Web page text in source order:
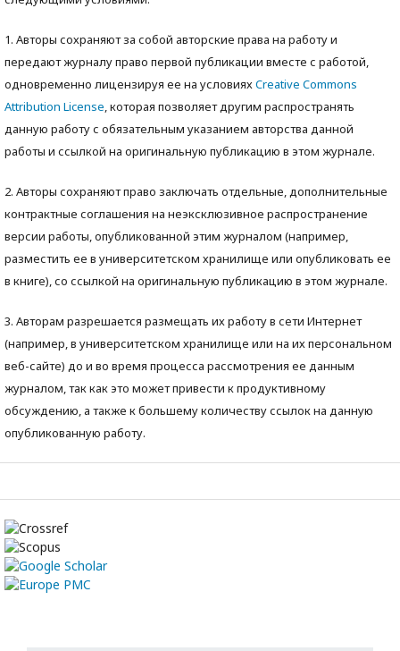
1. Авторы сохраняют за собой авторские права на работу и
передают журналу право первой публикации вместе с работой,
одновременно лицензируя ее на условияхCreative Commons
Attribution License, которая позволяет другим распространять
данную работу с обязательным указанием авторства данной
работы и ссылкой на оригинальную публикацию в этом журнале.
2. Авторы сохраняют право заключать отдельные, дополнительные
контрактные соглашения на неэксклюзивное распространение
версии работы, опубликованной этим журналом (например,
разместить ее в университетском хранилище или опубликовать ее
в книге), со ссылкой на оригинальную публикацию в этом журнале.
3. Авторам разрешается размещать их работу в сети Интернет
(например, в университетском хранилище или на их персональном
веб-сайте) до и во время процесса рассмотрения ее данным
журналом, так как это может привести к продуктивному
обсуждению, а также к большему количеству ссылок на данную
опубликованную работу.